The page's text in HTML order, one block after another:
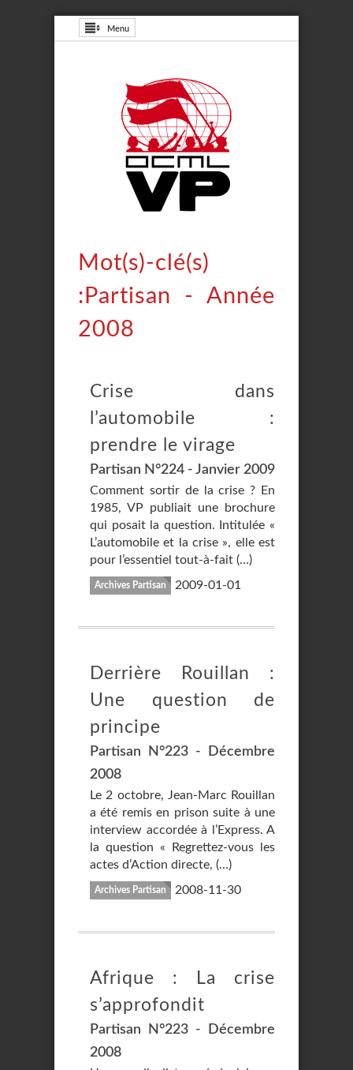
Menu
Mot(s)-clé(s)
:Partisan - Année
2008
Crise dans
l’automobile :
prendre le virage
Partisan N°224 - Janvier 2009
Comment sortir de la crise ? En
1985, VP publiait une brochure
qui posait la question. Intitulée «
L’automobile et la crise », elle est
pour l’essentiel tout-à-fait (…)
Archives Partisan 2009-01-01
Derrière Rouillan :
Une question de
principe
Partisan N°223 - Décembre
2008
Le 2 octobre, Jean-Marc Rouillan
a été remis en prison suite à une
interview accordée à l’Express. A
la question « Regrettez-vous les
actes d’Action directe, (…)
Archives Partisan 2008-11-30
Afrique : La crise
s’approfondit
Partisan N°223 - Décembre
2008